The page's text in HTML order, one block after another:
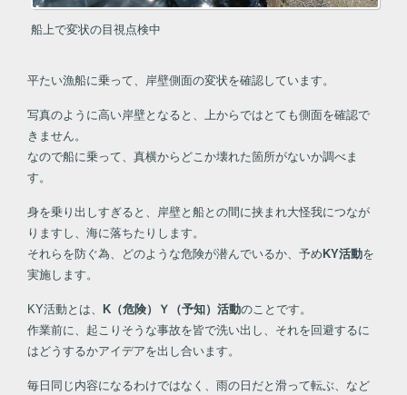
船上で変状の目視点検中
平たい漁船に乗って、岸壁側面の変状を確認しています。
写真のように高い岸壁となると、上からではとても側面を確認で
きません。
なので船に乗って、真横からどこか壊れた箇所がないか調べま
す。
身を乗り出しすぎると、岸壁と船との間に挟まれ大怪我につなが
りますし、海に落ちたりします。
それらを防ぐ為、どのような危険が潜んでいるか、予め KY活動を
実施します。
KY活動とは、 K（危険）Ｙ（予知）活動のことです。
作業前に、起こりそうな事故を皆で洗い出し、それを回避するに
はどうするかアイデアを出し合います。
毎日同じ内容になるわけではなく、雨の日だと滑って転ぶ、など